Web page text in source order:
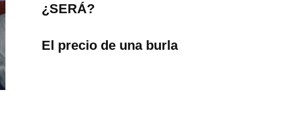
¿SERÁ?
El precio de una burla